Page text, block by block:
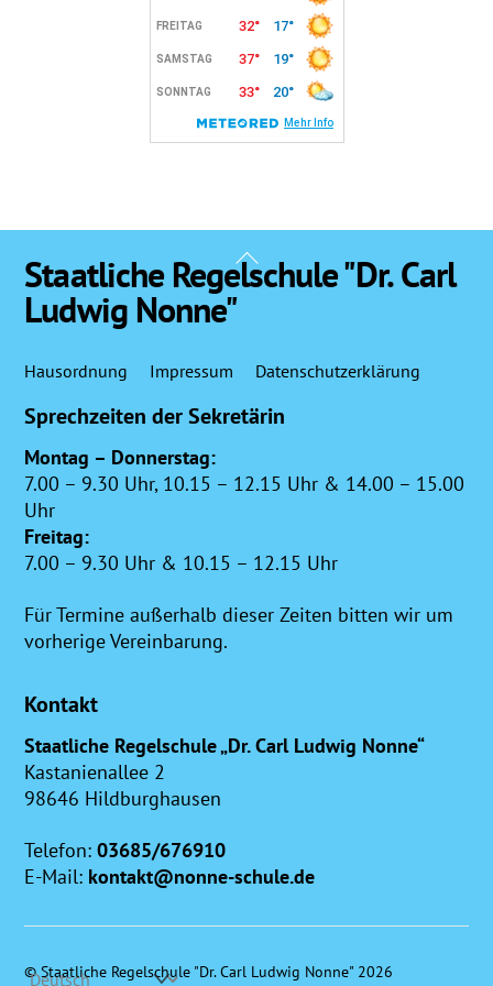
Back
To
Staatliche Regelschule "Dr. Carl
Ludwig Nonne"
Hausordnung Impressum Datenschutzerklärung
Sprechzeiten der Sekretärin
Montag – Donnerstag:
7.00 – 9.30 Uhr, 10.15 – 12.15 Uhr & 14.00 – 15.00
Uhr
Freitag:
7.00 – 9.30 Uhr & 10.15 – 12.15 Uhr
Für Termine außerhalb dieser Zeiten bitten wir um
vorherige Vereinbarung.
Kontakt
Staatliche Regelschule „Dr. Carl Ludwig Nonne“
Kastanienallee 2
98646 Hildburghausen
Telefon:03685/676910
E-Mail: kontakt@nonne-schule.de
©Staatliche Regelschule "Dr. Carl Ludwig Nonne" 2026